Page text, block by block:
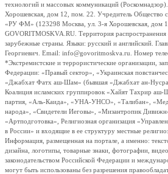
технологий и массовых коммуникаций
Хорошевская, дом 12, пом. 22. Учредитель Общество
«РУ ФМ» (123298 Москва, ул. 3-я Хорошевская, дом
GOVORITMOSKVA.RU. Территория распространения
зарубежные страны. Языки: русский и английский.
Георгиевич. Email: info@govoritmoskva.ru. Номер
*Экстремистские и террористические организации,
Федерации: «Правый сектор», «Украинская
«Джабхат Фатх аш-Шам» (бывшая «Джабхат ан-
Коалиция исламских группировок «Хайят Тахрир аш-
партия, «Аль-Каида», «УНА-УНСО», «Талибан»,
народа», «Свидетели Иеговы», «Мизантропик
«Артподготовка», Религиозная организация
в России» и входящие в ее структуру местные
Информация, размещенная на портале, а именно:
дизайна, логотипы, товарные знаки, фотографии,
законодательством Российской Федерации и
могут быть использованы без разрешения